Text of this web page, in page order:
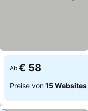
Ab € 58
Preise von 15 Websites